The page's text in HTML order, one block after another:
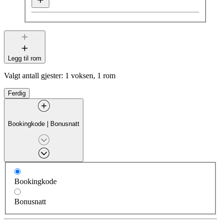
Legg til rom
Valgt antall gjester: 1 voksen, 1 rom
Ferdig
Bookingkode | Bonusnatt
Bookingkode
Bonusnatt